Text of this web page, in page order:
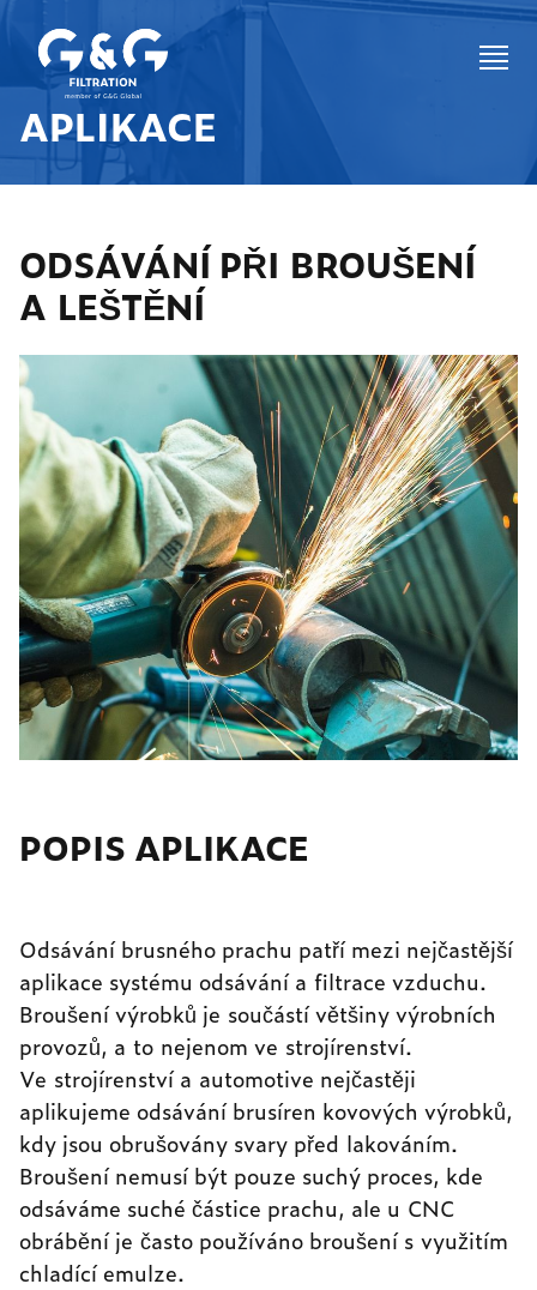
APLIKACE
ODSÁVÁNÍ PŘI BROUŠENÍ
A LEŠTĚNÍ
POPIS APLIKACE
Odsávání brusného prachu patří mezi nejčastější
aplikace systému odsávání a filtrace vzduchu.
Broušení výrobků je součástí většiny výrobních
provozů, a to nejenom ve strojírenství.
Ve strojírenství a automotive nejčastěji
aplikujeme odsávání brusíren kovových výrobků,
kdy jsou obrušovány svary před lakováním.
Broušení nemusí být pouze suchý proces, kde
odsáváme suché částice prachu, ale u CNC
obrábění je často používáno broušení s využitím
chladící emulze.